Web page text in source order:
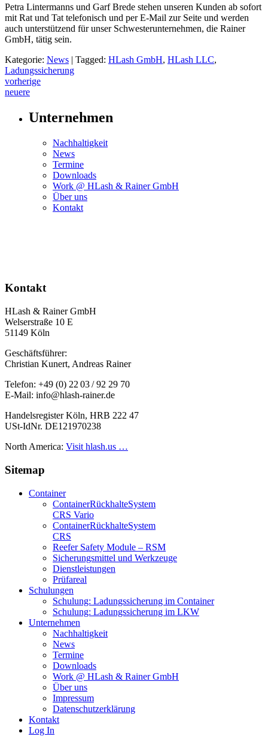
Petra Lintermanns und Garf Brede stehen unseren Kunden ab sofort
mit Rat und Tat telefonisch und per E-Mail zur Seite und werden
auch unterstützend für unser Schwesterunternehmen, die Rainer
GmbH, tätig sein.
Kategorie: News | Tagged: HLash GmbH, HLash LLC,
Ladungssicherung
Post
navigation
vorherige
neuere
Unternehmen
Nachhaltigkeit
News
Termine
Downloads
Work @ HLash & Rainer GmbH
Über uns
Kontakt
Kontakt
HLash & Rainer GmbH
Welserstraße 10 E
51149 Köln
Geschäftsführer:
Christian Kunert, Andreas Rainer
Telefon: +49 (0) 22 03 / 92 29 70
E-Mail: info@hlash-rainer.de
Handelsregister Köln, HRB 222 47
USt-IdNr. DE121970238
North America: Visit hlash.us …
Sitemap
Container
Container­Rückhalte­System
CRS Vario
Container­Rückhalte­System
CRS
Reefer Safety Module – RSM
Sicherungsmittel und Werkzeuge
Dienstleistungen
Prüfareal
Schulungen
Schulung: Ladungssicherung im Container
Schulung: Ladungssicherung im LKW
Unternehmen
Nachhaltigkeit
News
Termine
Downloads
Work @ HLash & Rainer GmbH
Über uns
Impressum
Datenschutzerklärung
Kontakt
Log In